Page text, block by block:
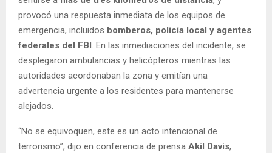
provocó una respuesta inmediata de los equipos de
emergencia, incluidos bomberos, policía local y agentes
federales del FBI. En las inmediaciones del incidente, se
desplegaron ambulancias y helicópteros mientras las
autoridades acordonaban la zona y emitían una
advertencia urgente a los residentes para mantenerse
alejados.
“No se equivoquen, este es un acto intencional de
terrorismo”, dijo en conferencia de prensa Akil Davis,